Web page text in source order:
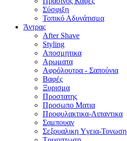
Σύσφιξη
Τοπικό Αδυνάτισμα
Άντρας
After Shave
Styling
Αποσμητικα
Αρωματα
Αφρόλουτρα - Σαπούνια
Βαφές
Ξυρισμα
Προστατης
Προσωπο Ματια
Προφυλακτικα-Λιπαντικα
Σαμπουαν
Σεξουαλικη Yγεια-Τονωση